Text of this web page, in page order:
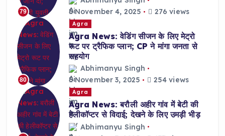
79
November 4, 2025
276 views
80
Agra
Agra News: वेडिंग सीजन के लिए मेट्रो
रूट पर ट्रैफिक प्लान; CP ने मांगा जनता से
सहयोग
Abhimanyu Singh
November 3, 2025
254 views
Agra
Agra News: बरौली अहीर गांव में बेटी की
हेलीकॉप्टर से विदाई; देखने के लिए उमड़ी भीड़
Abhimanyu Singh